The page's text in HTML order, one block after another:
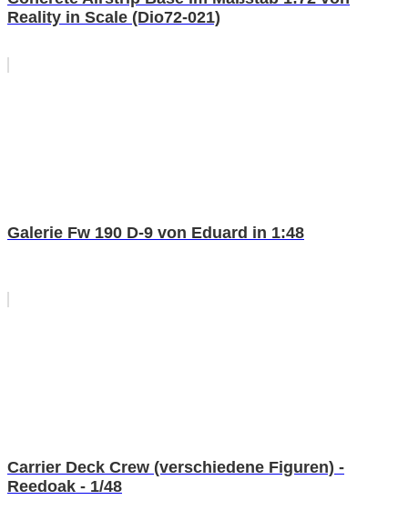
Reality in Scale (Dio72-021)
Galerie Fw 190 D-9 von Eduard in 1:48
Carrier Deck Crew (verschiedene Figuren) -
Reedoak - 1/48